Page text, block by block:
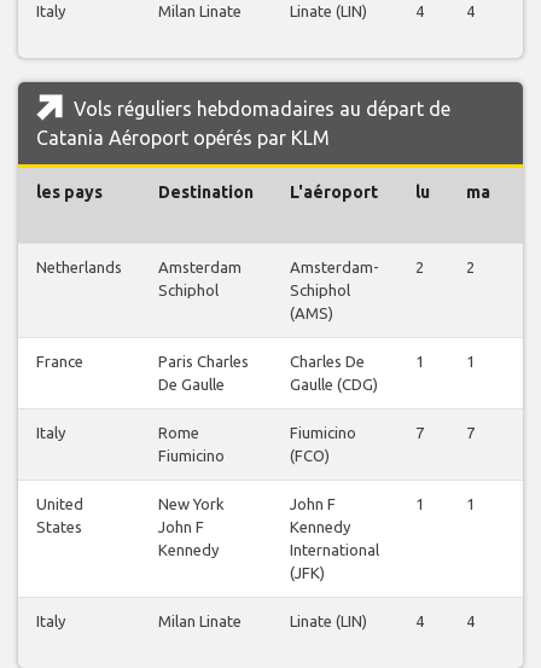
Italy Milan Linate Linate (LIN) 4 4
Vols réguliers hebdomadaires au départ de
Catania Aéroport opérés par KLM
les pays Destination L'aéroport lu ma
Netherlands
Amsterdam
Schiphol
Amsterdam-
Schiphol
(AMS)
2 2
France
Paris Charles
De Gaulle
Charles De
Gaulle (CDG)
1 1
Italy
Rome
Fiumicino
Fiumicino
(FCO)
7 7
United
States
New York
John F
Kennedy
John F
Kennedy
International
(JFK)
1 1
Italy Milan Linate Linate (LIN) 4 4